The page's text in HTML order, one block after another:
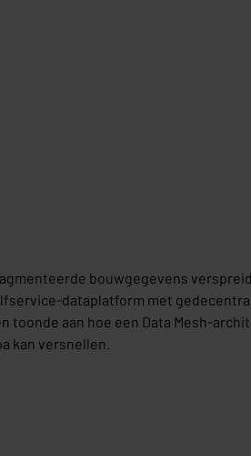
bouwgegevens
dataplatform met
aan hoe een Data Mesh-
kan versnellen.